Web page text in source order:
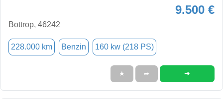
9.500 €
Bottrop, 46242
228.000 km Benzin 160 kw (218 PS)
★ ➦ ➜